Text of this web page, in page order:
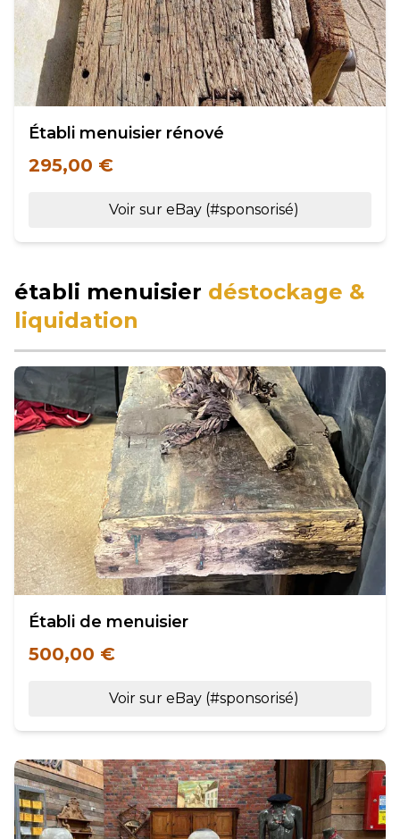
Établi menuisier rénové
295,00 €
Voir sur eBay (#sponsorisé)
établi menuisier déstockage &
liquidation
Établi de menuisier
500,00 €
Voir sur eBay (#sponsorisé)